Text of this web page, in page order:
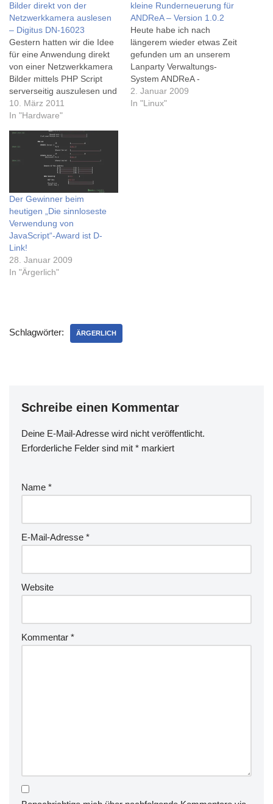
Bilder direkt von der
Netzwerkkamera auslesen
– Digitus DN-16023
Gestern hatten wir die Idee
für eine Anwendung direkt
von einer Netzwerkkamera
Bilder mittels PHP Script
serverseitig auszulesen und
gleich zu verarbeiten.Die
Digitus DN-16023 haben wir
Einsatz und sie funktioniert
eigentlich sehr gut,
allerdings habe ich im
Internet keine Info dazu
gefunden wie man's
bewerkstelligen kann…
10. März 2011
In "Hardware"
kleine Runderneuerung für
ANDReA – Version 1.0.2
Heute habe ich nach
längerem wieder etwas Zeit
gefunden um an unserem
Lanparty Verwaltungs-
System ANDReA -
Automated Network Dhcp
Registration Application
2. Januar 2009
In "Linux"
Der Gewinner beim
heutigen „Die sinnloseste
Verwendung von
JavaScript“-Award ist D-
Link!
28. Januar 2009
In "Ärgerlich"
Schlagwörter: ÄRGERLICH
Schreibe einen Kommentar
Deine E-Mail-Adresse wird nicht veröffentlicht.
Erforderliche Felder sind mit * markiert
Name *
E-Mail-Adresse *
Website
Kommentar *